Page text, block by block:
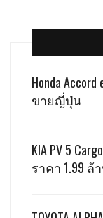
Honda
ขายญี่ปุ่น
KIA PV 5
ราคา 1.99 ล้